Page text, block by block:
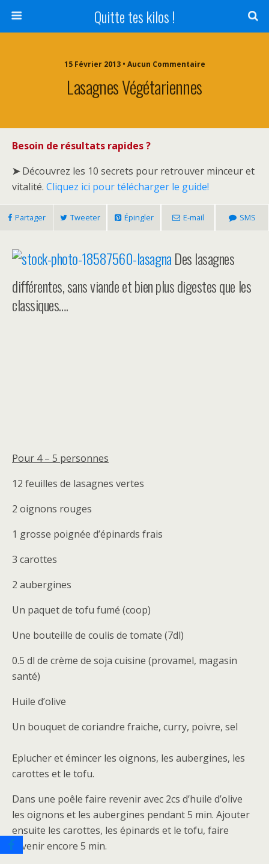
Quitte tes kilos !
15 Février 2013 • Aucun Commentaire
Lasagnes Végétariennes
Besoin de résultats rapides ?
➤Découvrez les 10 secrets pour retrouver minceur et
vitalité. Cliquez ici pour télécharger le guide!
Partager Tweeter Épingler E-mail SMS
Des lasagnes
différentes, sans viande et bien plus digestes que les
classiques….
Pour 4 – 5 personnes
12 feuilles de lasagnes vertes
2 oignons rouges
1 grosse poignée d’épinards frais
3 carottes
2 aubergines
Un paquet de tofu fumé (coop)
Une bouteille de coulis de tomate (7dl)
0.5 dl de crème de soja cuisine (provamel, magasin
santé)
Huile d’olive
Un bouquet de coriandre fraiche, curry, poivre, sel
Eplucher et émincer les oignons, les aubergines, les
carottes et le tofu.
Dans une poêle faire revenir avec 2cs d’huile d’olive
les oignons et les aubergines pendant 5 min. Ajouter
ensuite les carottes, les épinards et le tofu, faire
revenir encore 5 min.